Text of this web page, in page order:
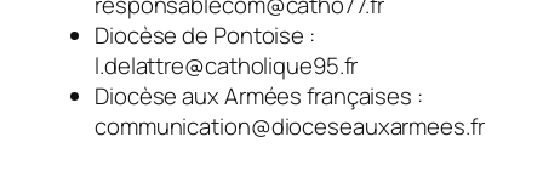
Diocèse de Pontoise :
l.delattre@catholique95.fr
Diocèse aux Armées françaises :
communication@dioceseauxarmees.fr